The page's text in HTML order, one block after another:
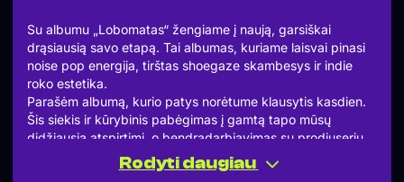
Su albumu „Lobomatas“ žengiame į naują, garsiškai
drąsiausią savo etapą. Tai albumas, kuriame laisvai pinasi
noise pop energija, tirštas shoegaze skambesys ir indie
roko estetika.
Parašėm albumą, kurio patys norėtume klausytis kasdien.
Šis siekis ir kūrybinis pabėgimas į gamtą tapo mūsų
didžiausia atspirtimi, o bendradarbiavimas su prodiuseriu
Snorre Bergerud bei menininke Juste Urbonavičiūte leido
sukurti daugiasluoksnį, melodingą ir garsiškai provokuojantį
Rodyti daugiau